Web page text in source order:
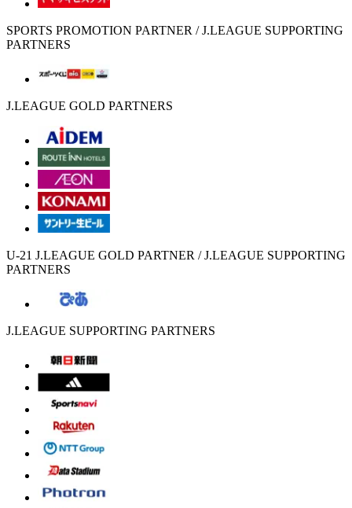
SPORTS PROMOTION PARTNER / J.LEAGUE SUPPORTING
PARTNERS
J.LEAGUE GOLD PARTNERS
U-21 J.LEAGUE GOLD PARTNER / J.LEAGUE SUPPORTING
PARTNERS
J.LEAGUE SUPPORTING PARTNERS